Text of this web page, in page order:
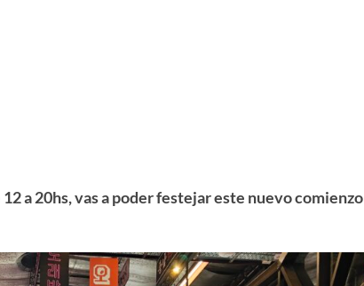
a 20hs, vas a poder festejar este nuevo comienzo